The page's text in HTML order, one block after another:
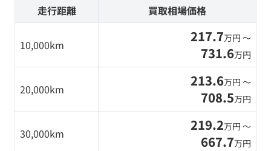
走行距離 買取相場価格
10,000km 217.7万円 〜
731.6万円
20,000km 213.6万円 〜
708.5万円
30,000km 219.2万円 〜
667.7万円